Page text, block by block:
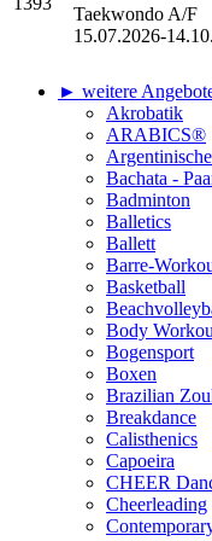
Taekwondo A/F
15.07.2026-
► weitere
Akrobatik
ARABICS®
Bachata -
Badminton
Balletics
Ballett
Barre-
Basketball
Body
Bogensport
Boxen
Brazilian
Breakdance
Calisthenics
Capoeira
CHEER
Cheerleading